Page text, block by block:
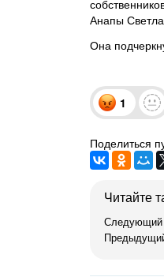
Анапы
Она
1
Поделиться
Читайте